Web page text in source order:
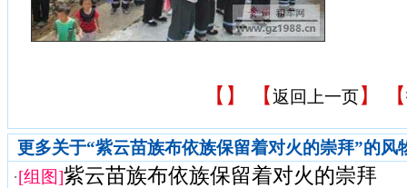
【 】 【返回上一页】 【
更多关于“紫云苗族布依族保留着对火的崇拜”的风
·[组图]紫云苗族布依族保留着对火的崇拜